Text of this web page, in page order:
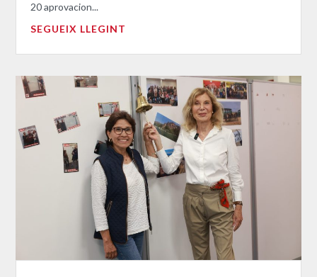
20 aprovacion...
SEGUEIX LLEGINT